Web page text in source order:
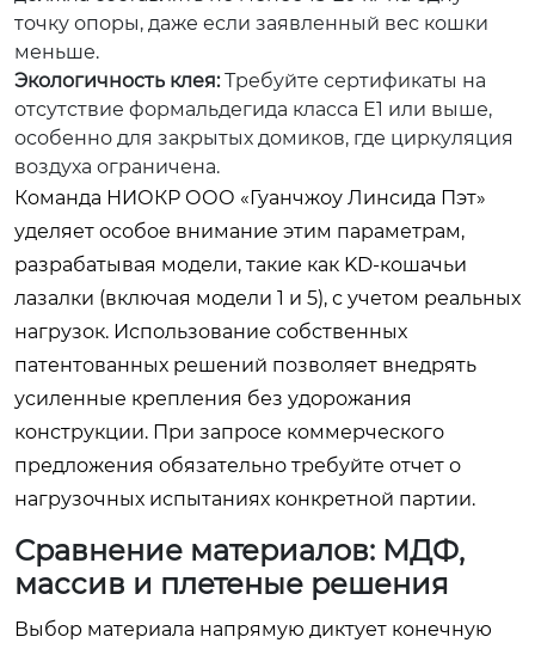
точку опоры, даже если заявленный вес кошки
меньше.
Экологичность клея:Требуйте сертификаты на
отсутствие формальдегида класса E1 или выше,
особенно для закрытых домиков, где циркуляция
воздуха ограничена.
Команда НИОКР ООО «Гуанчжоу Линсида Пэт»
уделяет особое внимание этим параметрам,
разрабатывая модели, такие как KD-кошачьи
лазалки (включая модели 1 и 5), с учетом реальных
нагрузок. Использование собственных
патентованных решений позволяет внедрять
усиленные крепления без удорожания
конструкции. При запросе коммерческого
предложения обязательно требуйте отчет о
нагрузочных испытаниях конкретной партии.
Сравнение материалов: МДФ,
массив и плетеные решения
Выбор материала напрямую диктует конечную